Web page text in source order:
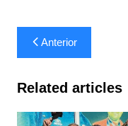
Navegación
de
entradas
Anterior
Related articles